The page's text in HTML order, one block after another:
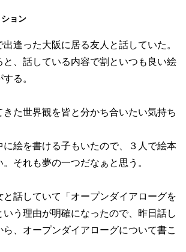
ション
逢った大阪に居る友人と話していた。
、話している内容で割といつも良い絵
る。
た世界観を皆と分かち合いたい気持ち
絵を書ける子もいたので、３人で絵本
それも夢の一つだなぁと思う。
と話していて「オープンダイアローグを
う理由が明確になったので、昨日話し
、オープンダイアローグについて書こ